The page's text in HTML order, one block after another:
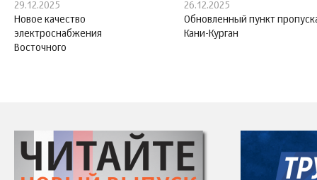
29.12.2025
Новое качество
электроснабжения
Восточного
26.12.2025
Обновленный пункт
Кани-Курган